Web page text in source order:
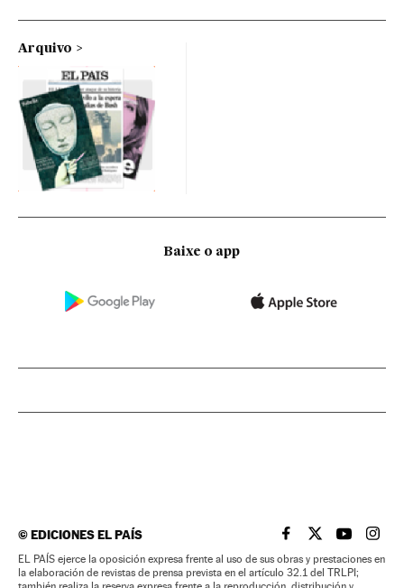
Arquivo
Baixe o app
©EDICIONES EL PAÍS EL PAÍS BRASIL EN
EL PAÍSEL PAÍS
EL
EL PAÍS ejerce la oposición expresa frente al uso de sus obras y prestaciones en
la elaboración de revistas de prensa prevista en el artículo 32.1 del TRLPI;